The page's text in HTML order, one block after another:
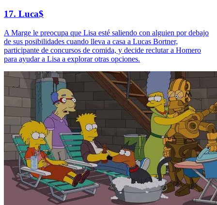
17. Luca$
A Marge le preocupa que Lisa esté saliendo con alguien por debajo
de sus posibilidades cuando lleva a casa a Lucas Bortner,
participante de concursos de comida, y decide reclutar a Homero
para ayudar a Lisa a explorar otras opciones.